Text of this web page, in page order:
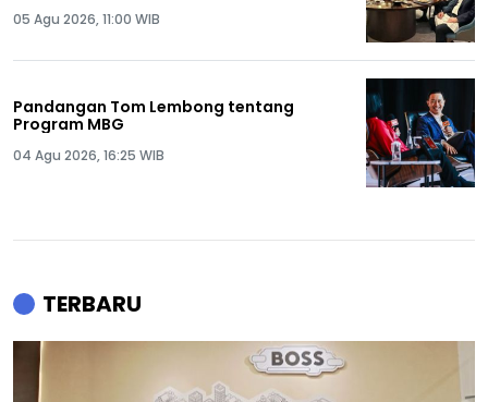
05 Agu 2026, 11:00 WIB
Pandangan Tom Lembong tentang
Program MBG
04 Agu 2026, 16:25 WIB
TERBARU